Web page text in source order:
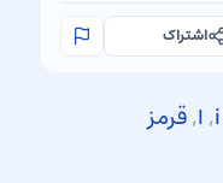
اشتراک
i
,ا,قرمز